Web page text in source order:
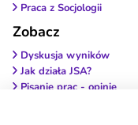
Praca z Socjologii
Zobacz
Dyskusja wyników
Jak działa JSA?
Pisanie prac - opinie